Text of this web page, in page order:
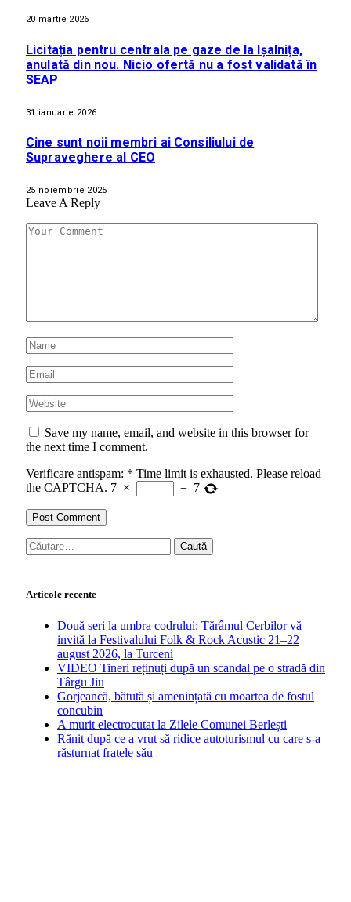
20 martie 2026
Licitația pentru centrala pe gaze de la Ișalnița,
anulată din nou. Nicio ofertă nu a fost validată în
SEAP
31 ianuarie 2026
Cine sunt noii membri ai Consiliului de
Supraveghere al CEO
25 noiembrie 2025
Leave A Reply
Save my name, email, and website in this browser for
the next time I comment.
Verificare antispam: * Time limit is exhausted. Please reload
the CAPTCHA. 7 × = 7
Caută
după:
Articole recente
Două seri la umbra codrului: Tărâmul Cerbilor vă
invită la Festivalului Folk & Rock Acustic 21–22
august 2026, la Turceni
VIDEO Tineri reținuți după un scandal pe o stradă din
Târgu Jiu
Gorjeancă, bătută și amenințată cu moartea de fostul
concubin
A murit electrocutat la Zilele Comunei Berlești
Rănit după ce a vrut să ridice autoturismul cu care s-a
răsturnat fratele său